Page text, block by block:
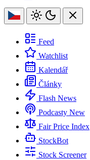
Feed
Watchlist
Kalendář
Články
Flash News
Podcasty New
Fair Price Index
StockBot
Stock Screener